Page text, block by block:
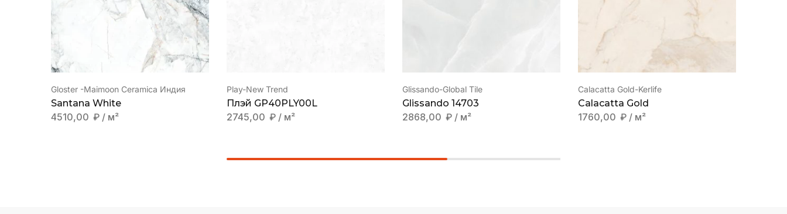
Gloster -Maimoon Ceramica Индия
Santana White
4510,00 ₽ / м²
Play-New Trend
Плэй GP40PLY00L
2745,00 ₽ / м²
Glissando-Global Tile
Glissando 14703
2868,00 ₽ / м²
Calacatta Gold-Kerlife
Calacatta Gold
1760,00 ₽ / м²